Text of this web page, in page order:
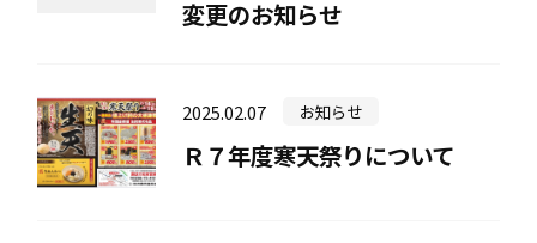
変更のお知らせ
2025.02.07 お知らせ
Ｒ７年度寒天祭りについて